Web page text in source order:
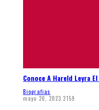
Conoce A Hareld Leyra
Biografias
mayo 20, 2023 2159